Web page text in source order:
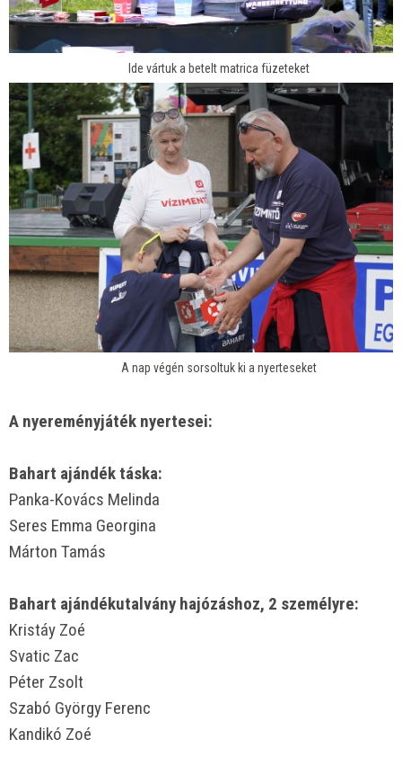
Ide vártuk a betelt matrica füzeteket
A nap végén sorsoltuk ki a nyerteseket
A nyereményjáték nyertesei:
Bahart ajándék táska:
Panka-Kovács Melinda
Seres Emma Georgina
Márton Tamás
Bahart ajándékutalvány hajózáshoz, 2 személyre:
Kristáy Zoé
Svatic Zac
Péter Zsolt
Szabó György Ferenc
Kandikó Zoé